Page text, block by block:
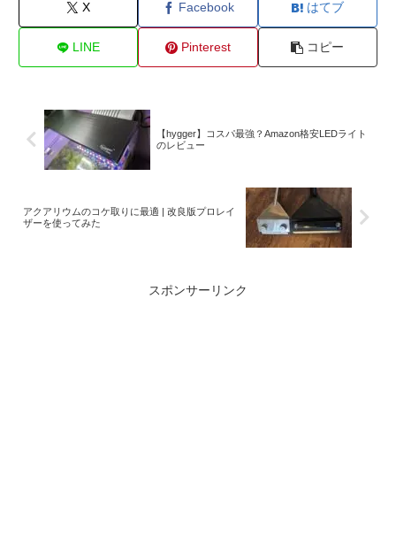
X Facebook はてブ
LINE Pinterest コピー
【hygger】コスパ最強？Amazon格安LEDライト
のレビュー
アクアリウムのコケ取りに最適 | 改良版プロレイ
ザーを使ってみた
スポンサーリンク